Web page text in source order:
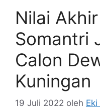
Nilai
Somantri
Calon
Kuningan
19 Juli 2022 oleh